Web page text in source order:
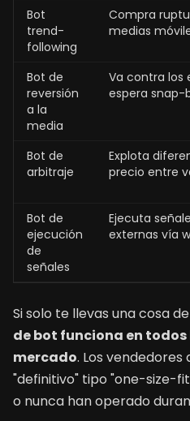
Bot
trend-
following
Compra
medias
Bot de
reversión
a la
media
Va contra los
espera snap-
Bot de
arbitraje
Explota
precio entre
Bot de
ejecución
de
señales
Ejecuta
externas vía
Si solo te llevas una cosa
de bot funciona en
mercado. Los
"definitivo" tipo "one-size-
o nunca han operado